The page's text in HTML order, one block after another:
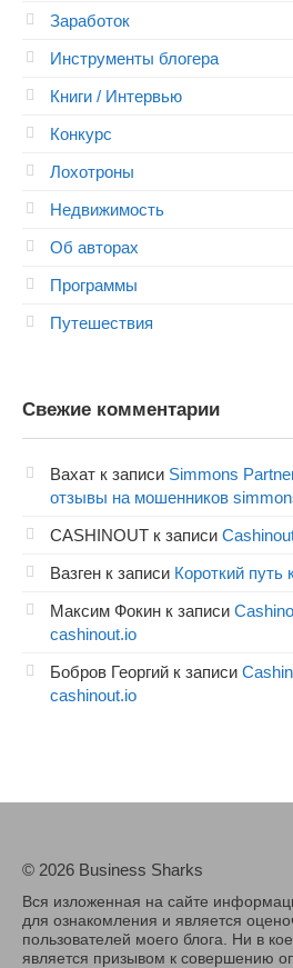
Заработок
Инструменты блогера
Книги / Интервью
Конкурс
Лохотроны
Недвижимость
Об авторах
Программы
Путешествия
Свежие комментарии
Вахат к записи Simmons
отзывы на мошенников
CASHINOUT к записи
Вазген к записи Короткий путь
Максим Фокин к записи
cashinout.io
Бобров Георгий к записи
cashinout.io
© 2026 Business Sharks
Вся изложенная на сайте
для ознакомления и является
пользователей моего блога. Ни в
является призывом к совершению